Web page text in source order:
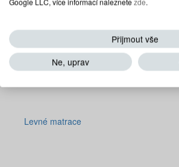
Levné matrace
Přijmout vše
Ne, uprav